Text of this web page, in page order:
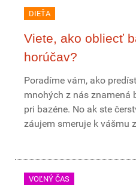
DIEŤA
Viete, ako obliecť
horúčav?
Poradíme vám, ako
mnohých z nás znamená
pri bazéne. No ak ste
záujem smeruje k vášmu
VOĽNÝ ČAS